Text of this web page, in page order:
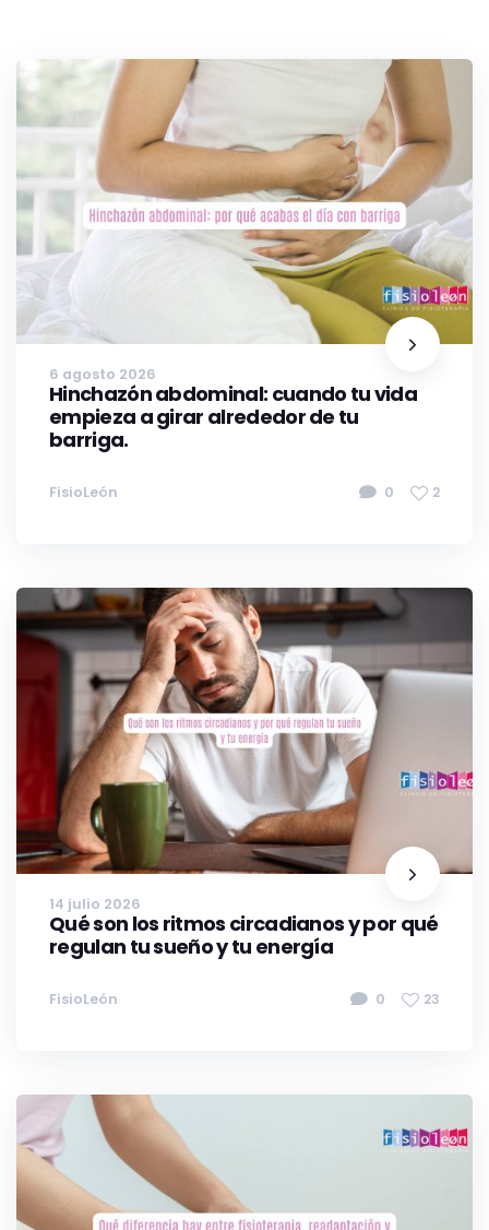
6 agosto 2026
Hinchazón abdominal: cuando tu vida
empieza a girar alrededor de tu
barriga.
FisioLeón 0 2
14 julio 2026
Qué son los ritmos circadianos y por qué
regulan tu sueño y tu energía
FisioLeón 0 23